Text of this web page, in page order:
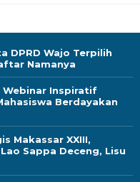
DPRD Wajo Terpilih
Namanya
Webinar Inspiratif
Berdayakan
Makassar XXIII,
Sappa Deceng, Lisu